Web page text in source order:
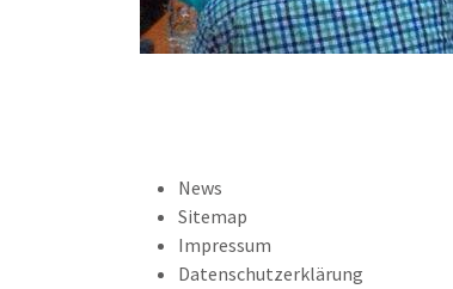
News
Sitemap
Impressum
Datenschutzerklärung